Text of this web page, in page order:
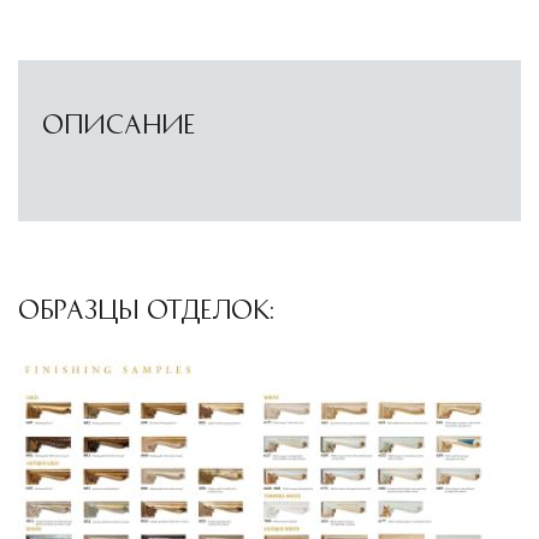
сохранностью продукции.
Глобальная сеть распределительных
центров
Дубай, ОАЭ— региональный центр для
Ближнего Востока и Азии
Кипр— распределительная база для
Средиземноморского региона
Лондон, Великобритания—
логистический хаб для европейского рынка
США— центр доставки для
ОПИСАНИЕ
ОБРАЗЦЫ ОТДЕЛОК: